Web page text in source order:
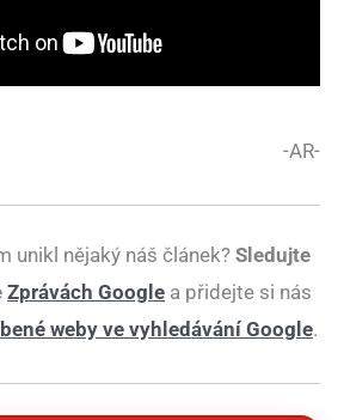
-AR-
unikl nějaký náš článek?Sledujte
Zprávách Google a přidejte si nás
weby ve vyhledávání Google.